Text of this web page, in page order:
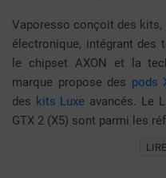
Vaporesso conçoit des
électronique, intégrant des
le chipset AXON et la
marque propose des pods
des kits Luxe avancés. Le
GTX 2 (X5) sont parmi les